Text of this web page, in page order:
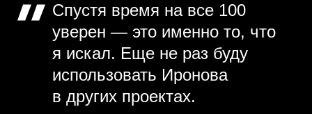
Спустя время на все 100
уверен — это именно то, что
я искал. Еще не раз буду
использовать Иронова
в других проектах.